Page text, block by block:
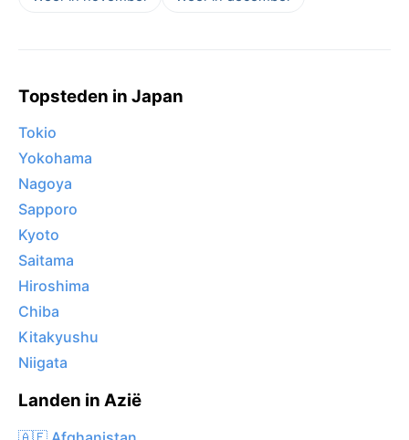
Topsteden in Japan
Tokio
Yokohama
Nagoya
Sapporo
Kyoto
Saitama
Hiroshima
Chiba
Kitakyushu
Niigata
Landen in Azië